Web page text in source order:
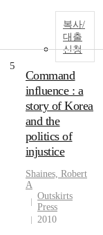
복사/
대출
신청
5
Command
influence : a
story of Korea
and the
politics of
injustice
Shaines, Robert
A
Outskirts
Press
2010